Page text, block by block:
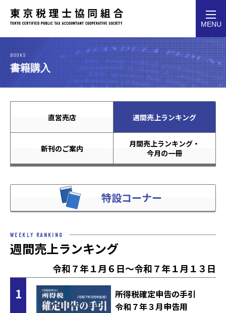
MENU
BOOKS
書籍購入
直営売店 週間売上ランキング
新刊のご案内
月間売上ランキング・
今月の一冊
特設コーナー
WEEKLY RANKING
週間売上ランキング
令和７年１月６日～令和７年１月１３日
1
所得税確定申告の手引
令和７年３月申告用